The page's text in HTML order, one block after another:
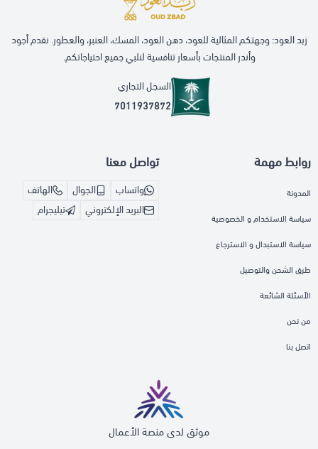
زبد العود: وجهتكم المثالية للعود، دهن العود، المسك، العنبر، والعطور. نقدم أجود
وأندر المنتجات بأسعار تنافسية لنلبي جميع احتياجاتكم.
السجل التجاري
7011937872
روابط مهمة
المدونة
سياسة الاستخدام و الخصوصية
سياسة الاستبدال و الاسترجاع
طرق الشحن والتوصيل
الأسئلة الشائعة
من نحن
اتصل بنا
تواصل معنا
واتساب الجوال
الهاتف
البريد الإلكتروني
تيليجرام
موثق لدى منصة الأعمال